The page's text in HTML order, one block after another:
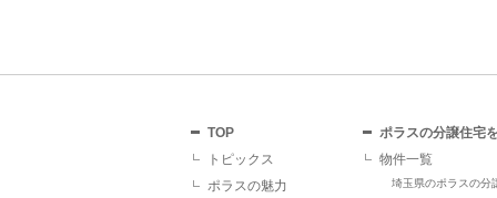
TOP
トピックス
ポラスの魅力
ポラスの分譲住宅
物件一覧
埼玉県のポラスの分